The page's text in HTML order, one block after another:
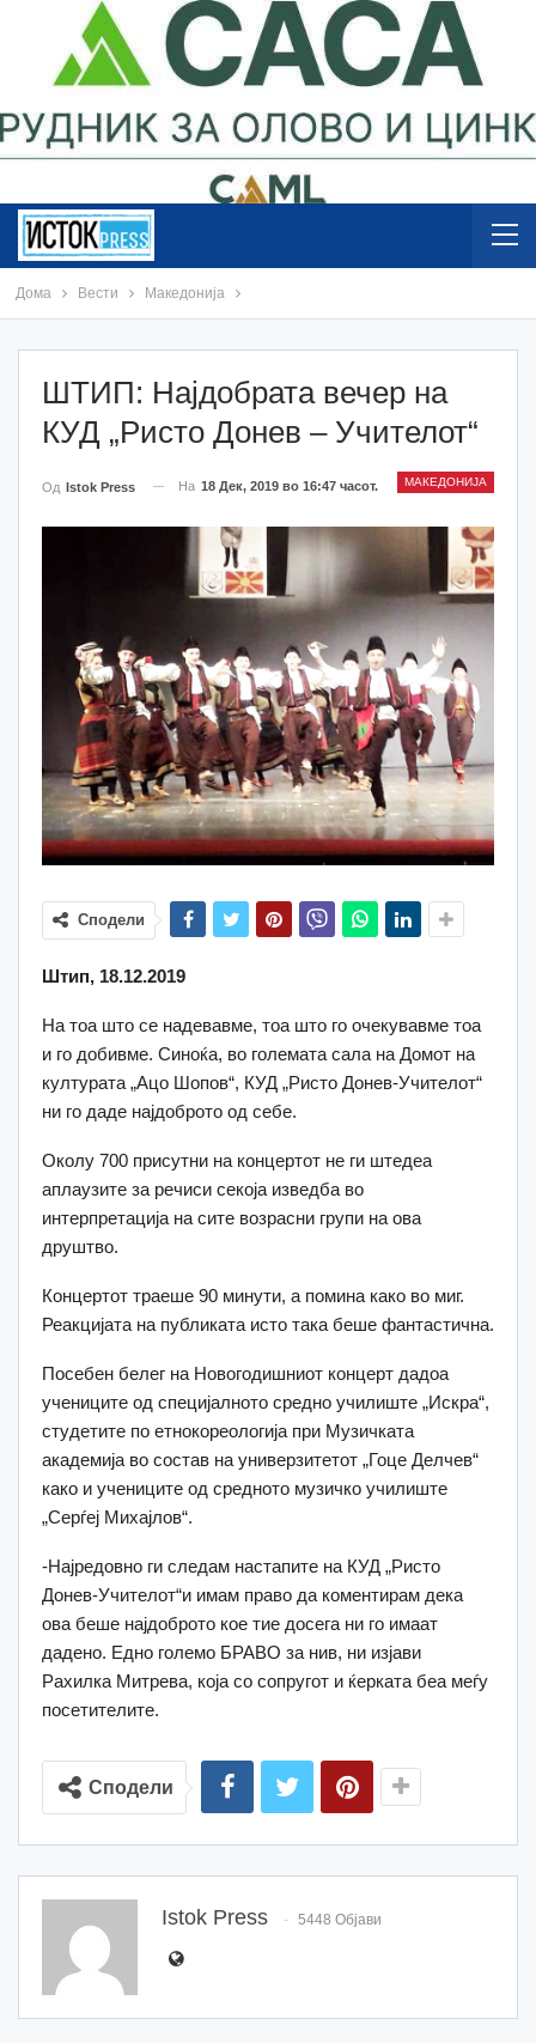
Дома Вести Македонија
ШТИП: Најдобрата вечер на
КУД „Ристо Донев – Учителот“
МАКЕДОНИЈА
Од Istok Press На 18 Дек, 2019 во 16:47 часот.
Сподели
Штип, 18.12.2019
На тоа што се надевавме, тоа што го очекувавме тоа
и го добивме. Синоќа, во големата сала на Домот на
културата „Ацо Шопов“, КУД „Ристо Донев-Учителот“
ни го даде најдоброто од себе.
Околу 700 присутни на концертот не ги штедеа
аплаузите за речиси секоја изведба во
интерпретација на сите возрасни групи на ова
друштво.
Концертот траеше 90 минути, а помина како во миг.
Реакцијата на публиката исто така беше фантастична.
Посебен белег на Новогодишниот концерт дадоа
учениците од специјалното средно училиште „Искра“,
студетите по етнокореологија при Музичката
академија во состав на универзитетот „Гоце Делчев“
како и учениците од средното музичко училиште
„Серѓеј Михајлов“.
-Најредовно ги следам настапите на КУД „Ристо
Донев-Учителот“и имам право да коментирам дека
ова беше најдоброто кое тие досега ни го имаат
дадено. Едно големо БРАВО за нив, ни изјави
Рахилка Митрева, која со сопругот и ќерката беа меѓу
посетителите.
Сподели
Istok Press 5448 Објави